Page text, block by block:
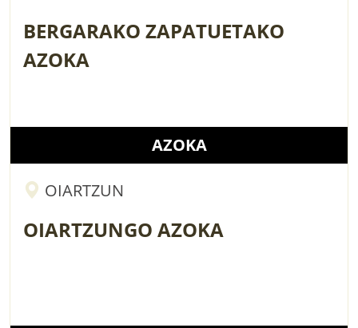
BERGARAKO ZAPATUETAKO
AZOKA
AZOKA
OIARTZUN
OIARTZUNGO AZOKA